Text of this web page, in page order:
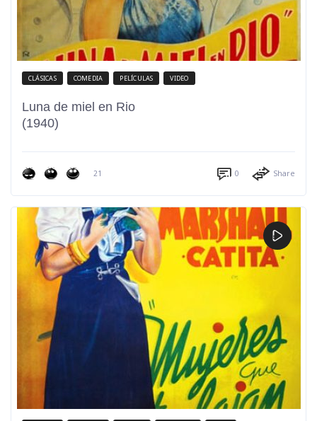
CLÁSICAS COMEDIA PELÍCULAS VIDEO
Luna de miel en Rio
(1940)
21 0 Share